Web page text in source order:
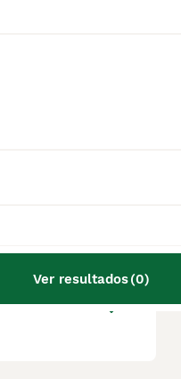
Ver resultados(0)
inteligentes.
pinscher
un